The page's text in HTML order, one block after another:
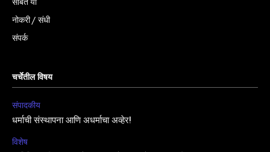
नोकरी / संधी
संपर्क
चर्चेतील विषय
संपादकीय
धर्माची संस्थापना आणि अधर्माचा अव्हेर!
विशेष